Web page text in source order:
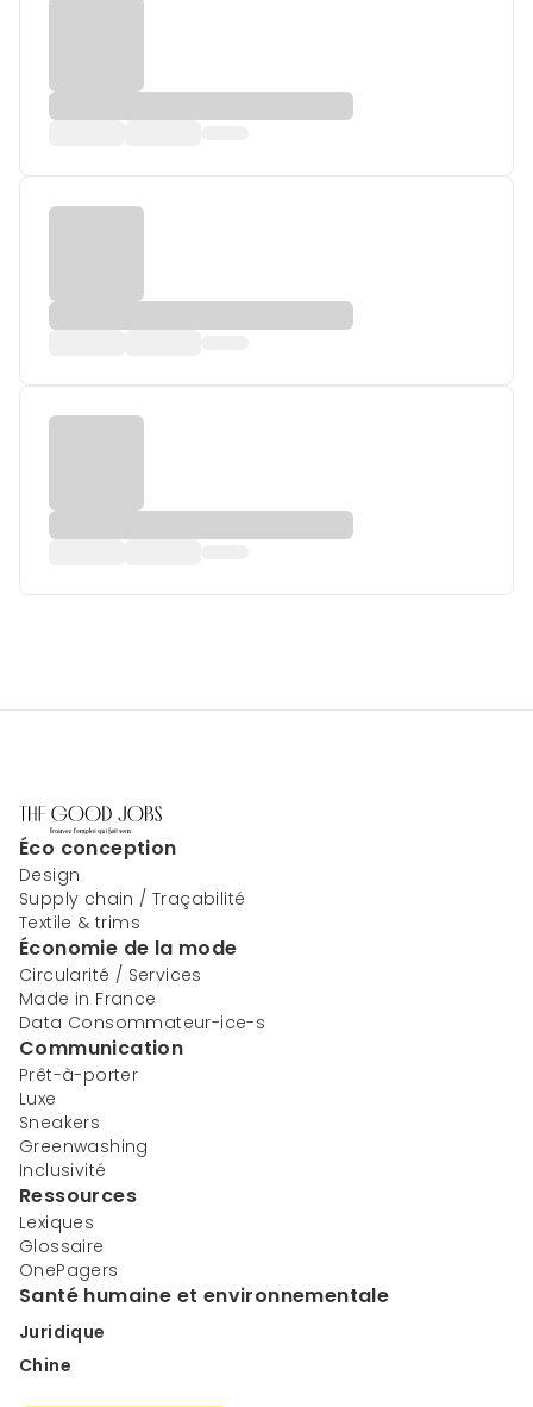
Éco conception
Design
Supply chain / Traçabilité
Textile & trims
Économie de la mode
Circularité / Services
Made in France
Data Consommateur-ice-s
Communication
Prêt-à-porter
Luxe
Sneakers
Greenwashing
Inclusivité
Ressources
Lexiques
Glossaire
OnePagers
Santé humaine et environnementale
Juridique
Chine